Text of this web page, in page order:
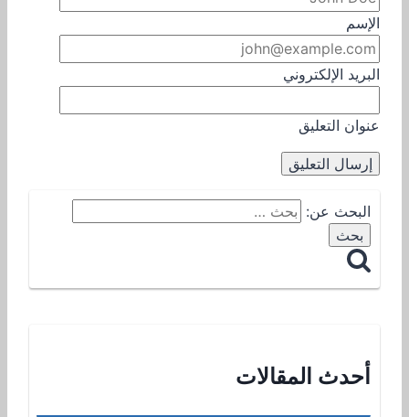
الإسم
البريد الإلكتروني
عنوان التعليق
البحث عن:
أحدث المقالات